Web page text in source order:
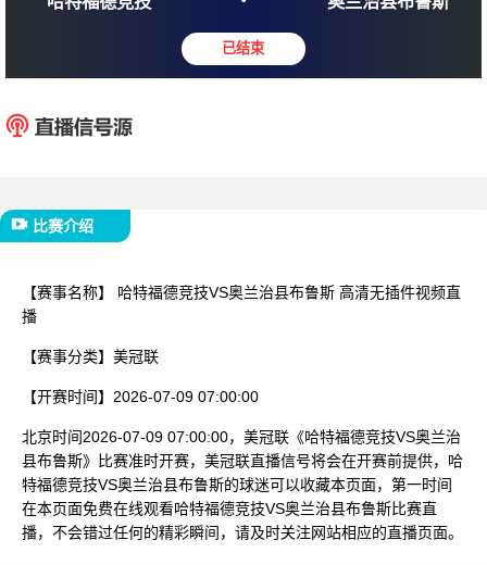
哈特福德竞技
2026-07-08 01:07:37
: 奥兰治
比赛介绍
【赛事名称】
哈特福德竞技VS奥兰治县布鲁斯 高清无插件视频直
播
【赛事分类】 美冠联
【开赛时间】 2026-07-09 07:00:00
北京时间2026-07-09 07:00:00，美冠联《哈特福德竞技VS奥兰治
县布鲁斯》比赛准时开赛，美冠联直播信号将会在开赛前提供，哈
特福德竞技VS奥兰治县布鲁斯的球迷可以收藏本页面，第一时间
在本页面免费在线观看哈特福德竞技VS奥兰治县布鲁斯比赛直
播，不会错过任何的精彩瞬间，请及时关注网站相应的直播页面。